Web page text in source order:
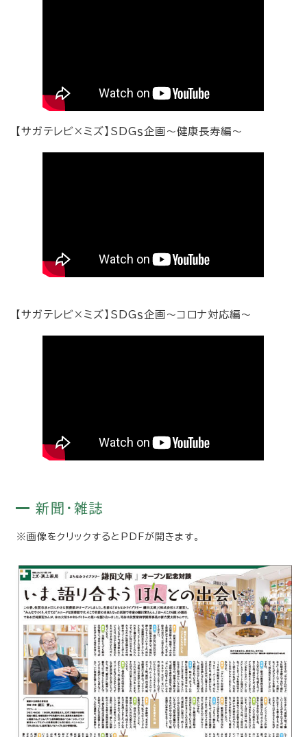
【サガテレビ×ミズ】SDGｓ企画～健康長寿編～
【サガテレビ×ミズ】SDGｓ企画～コロナ対応編～
新聞・雑誌
※画像をクリックするとPDFが開きます。